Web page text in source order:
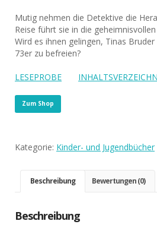
Mutig nehmen die Detektive die
Reise führt sie in die
Wird es ihnen gelingen, Tinas
73er zu befreien?
LESEPROBE
Zum Shop
Kategorie: Kinder- und Jugendbücher
Beschreibung Bewertungen (0)
Beschreibung